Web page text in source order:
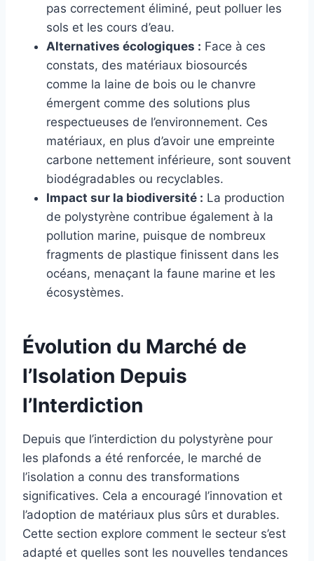
pas correctement éliminé, peut polluer les
sols et les cours d’eau.
Alternatives écologiques : Face à ces
constats, des matériaux biosourcés
comme la laine de bois ou le chanvre
émergent comme des solutions plus
respectueuses de l’environnement. Ces
matériaux, en plus d’avoir une empreinte
carbone nettement inférieure, sont souvent
biodégradables ou recyclables.
Impact sur la biodiversité : La production
de polystyrène contribue également à la
pollution marine, puisque de nombreux
fragments de plastique finissent dans les
océans, menaçant la faune marine et les
écosystèmes.
Évolution du Marché de
l’Isolation Depuis
l’Interdiction
Depuis que l’interdiction du polystyrène pour
les plafonds a été renforcée, le marché de
l’isolation a connu des transformations
significatives. Cela a encouragé l’innovation et
l’adoption de matériaux plus sûrs et durables.
Cette section explore comment le secteur s’est
adapté et quelles sont les nouvelles tendances